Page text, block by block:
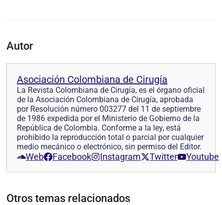
Autor
Asociación Colombiana de Cirugía
La Revista Colombiana de Cirugía, es el órgano oficial
de la Asociación Colombiana de Cirugía, aprobada
por Resolución número 003277 del 11 de septiembre
de 1986 expedida por el Ministerio de Gobierno de la
República de Colombia. Conforme a la ley, está
prohibido la reproducción total o parcial por cualquier
medio mecánico o electrónico, sin permiso del Editor.
Web Facebook Instagram Twitter Youtube
Otros temas relacionados